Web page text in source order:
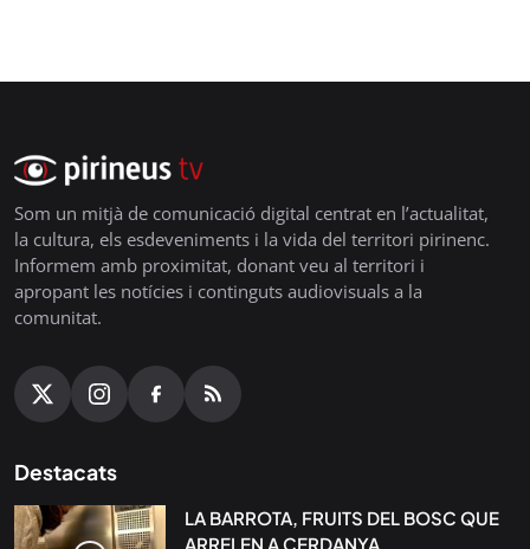
Som un mitjà de comunicació digital centrat en l’actualitat,
la cultura, els esdeveniments i la vida del territori pirinenc.
Informem amb proximitat, donant veu al territori i
apropant les notícies i continguts audiovisuals a la
comunitat.
Destacats
LA BARROTA, FRUITS DEL BOSC QUE
ARRELEN A CERDANYA